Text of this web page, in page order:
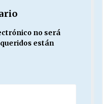
no será
están